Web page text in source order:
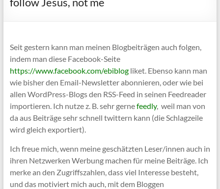
Seit gestern kann man meinen Blogbeiträgen auch folgen,
indem man diese Facebook-Seite
https://www.facebook.com/ebiblogliket. Ebenso kann man
wie bisher den Email-Newsletter abonnieren, oder wie bei
allen WordPress-Blogs den RSS-Feed in seinen Feedreader
importieren. Ich nutze z. B. sehr gernefeedly, weil man von
da aus Beiträge sehr schnell twittern kann (die Schlagzeile
wird gleich exportiert).
Ich freue mich, wenn meine geschätzten Leser/innen auch in
ihren Netzwerken Werbung machen für meine Beiträge. Ich
merke an den Zugriffszahlen, dass viel Interesse besteht,
und das motiviert mich auch, mit dem Bloggen